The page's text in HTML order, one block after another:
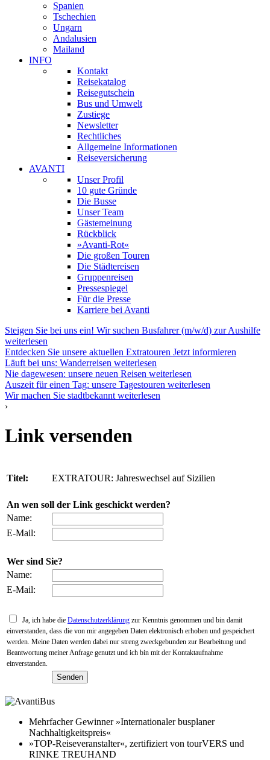
Spanien
Tschechien
Ungarn
Andalusien
Mailand
INFO
Kontakt
Reisekatalog
Reisegutschein
Bus und Umwelt
Zustiege
Newsletter
Rechtliches
Allgemeine Informationen
Reiseversicherung
AVANTI
Unser Profil
10 gute Gründe
Die Busse
Unser Team
Gästemeinung
Rückblick
»Avanti-Rot«
Die großen Touren
Die Städtereisen
Gruppenreisen
Pressespiegel
Für die Presse
Karriere bei Avanti
Steigen Sie bei uns ein! Wir suchen Busfahrer (m/w/d) zur Aushilfe
weiterlesen
Entdecken Sie unsere aktuellen Extratouren Jetzt informieren
Läuft bei uns: Wanderreisen weiterlesen
Nie dagewesen: unsere neuen Reisen weiterlesen
Auszeit für einen Tag: unsere Tagestouren weiterlesen
Wir machen Sie stadtbekannt weiterlesen
›
Link versenden
Titel: EXTRATOUR: Jahreswechsel auf Sizilien
An wen soll der Link geschickt werden?
Name:
E-Mail:
Wer sind Sie?
Name:
E-Mail:
Ja, ich habe die Datenschutzerklärung zur Kenntnis genommen und bin damit
einverstanden, dass die von mir angegeben Daten elektronisch erhoben und gespeichert
werden. Meine Daten werden dabei nur streng zweckgebunden zur Bearbeitung und
Beantwortung meiner Anfrage genutzt und ich bin mit der Kontaktaufnahme
einverstanden.
Mehrfacher Gewinner »Internationaler busplaner
Nachhaltigkeitspreis«
»TOP-Reiseveranstalter«, zertifiziert von tourVERS und
RINKE TREUHAND